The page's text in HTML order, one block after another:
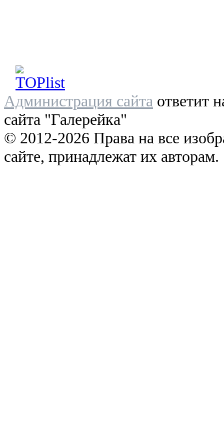
Администрация сайта ответит
сайта "Галерейка"
© 2012-2026 Права на все
сайте, принадлежат их авторам.